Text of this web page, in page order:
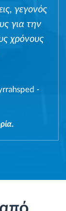
γεγονός
για την
χρόνους
-